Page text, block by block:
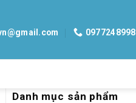
0977248998
Danh mục sản phẩm